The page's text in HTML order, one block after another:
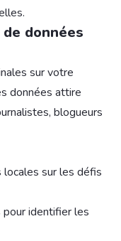
données
sur votre
données attire
blogueurs
sur les défis
identifier les